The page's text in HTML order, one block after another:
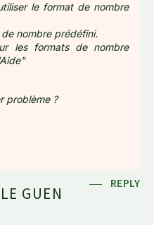
le format de nombre
nombre prédéfini.
les formats de nombre
problème ?
GUEN
REPLY